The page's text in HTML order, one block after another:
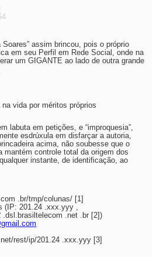
Soares” assim brincou, pois o próprio
em seu Perfil em Rede Social, onde na
um GIGANTE ao lado de outra grande
vida por méritos próprios
labuta em petições, e “improquesia”,
esdrúxula em disfarçar a autoria,
acima, não soubesse que o
mantém controle total da origem dos
instante, de identificação, ao
.br/tmp/colunas/ [1]
(IP: 201.24 .xxx.yyy ,
.dsl.brasiltelecom .net .br [2])
rest/ip/201.24 .xxx.yyy [3]